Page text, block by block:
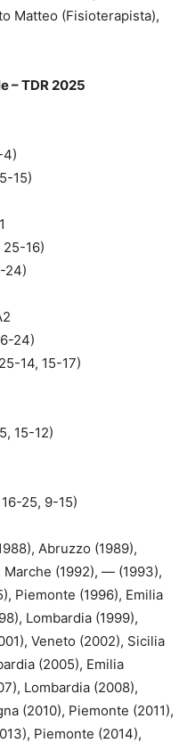
Matteo (Fisioterapista),
– TDR 2025
4)
15)
16)
24)
24)
14, 15-17)
15-12)
25, 9-15)
Abruzzo (1989),
Marche (1992), — (1993),
Piemonte (1996), Emilia
Lombardia (1999),
Veneto (2002), Sicilia
(2005), Emilia
Lombardia (2008),
(2010), Piemonte (2011),
Piemonte (2014),